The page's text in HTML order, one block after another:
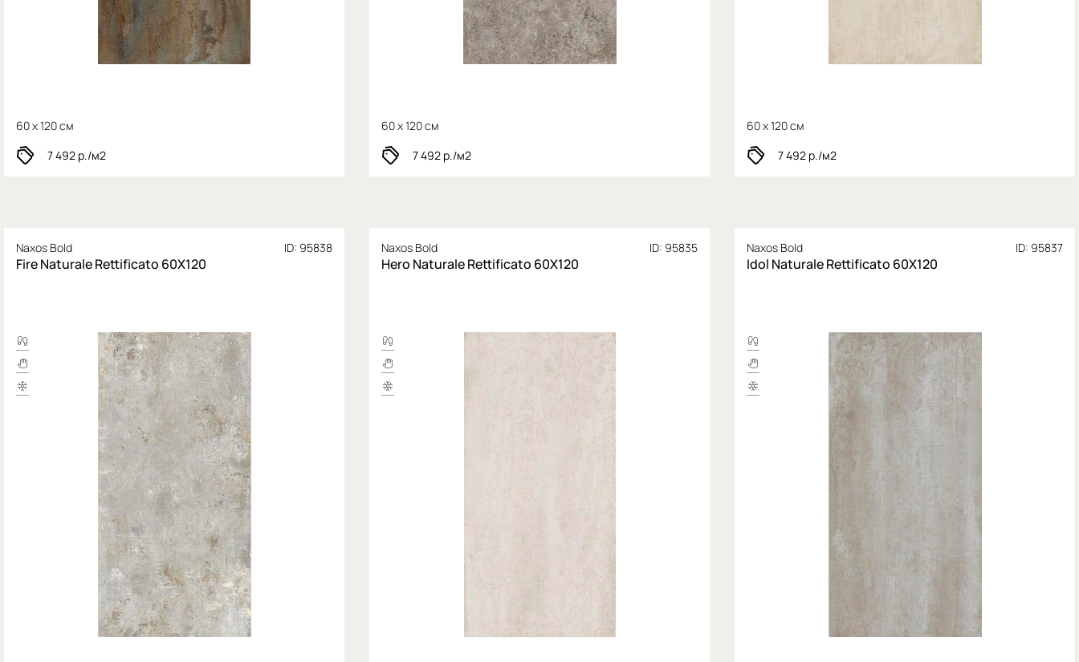
60 x 120 см
7 492 р./м2
60 x 120 см
7 492 р./м2
60 x 120 см
7 492 р./м2
Naxos Bold ID: 95838
Fire Naturale Rettificato 60X120
Naxos Bold ID: 95835
Hero Naturale Rettificato 60X120
Naxos Bold ID: 95837
Idol Naturale Rettificato 60X120